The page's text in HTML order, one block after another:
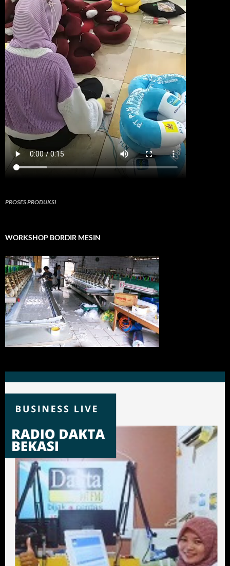
PROSES PRODUKSI
WORKSHOP BORDIR MESIN